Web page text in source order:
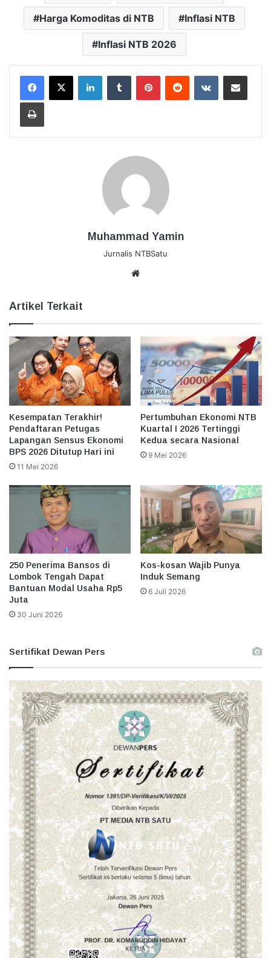
Harga Komoditas di NTB Inflasi NTB
Inflasi NTB 2026
LinkedInTumblr PinterestReddit VKontakteBagikan Lewat Email
Cetak
Muhammad Yamin
Jurnalis NTBSatu
Artikel Terkait
Kesempatan Terakhir!
Pendaftaran Petugas
Lapangan Sensus Ekonomi
BPS 2026 Ditutup Hari ini
11 Mei 2026
Pertumbuhan Ekonomi NTB
Kuartal I 2026 Tertinggi
Kedua secara Nasional
9 Mei 2026
250 Penerima Bansos di
Lombok Tengah Dapat
Bantuan Modal Usaha Rp5
Juta
30 Juni 2026
Kos-kosan Wajib Punya
Induk Semang
6 Juli 2026
Sertifikat Dewan Pers